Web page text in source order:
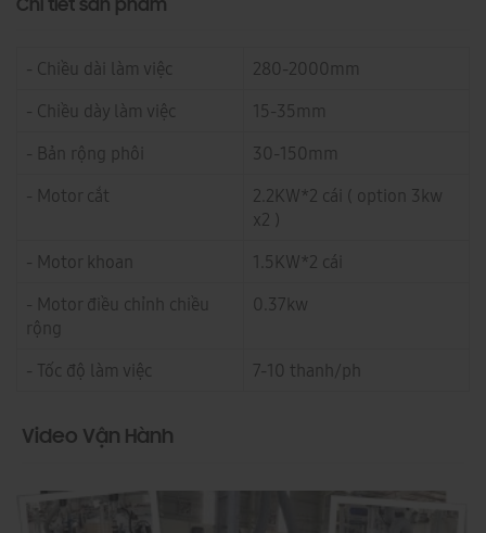
Chi tiết sản phẩm
- Chiều dài làm việc
280-2000mm
- Chiều dày làm việc
15-35mm
- Bản rộng phôi
30-150mm
- Motor cắt
2.2KW*2 cái ( option 3kw
x2 )
- Motor khoan
1.5KW*2 cái
- Motor điều chỉnh chiều
rộng
0.37kw
- Tốc độ làm việc 7-10 thanh/ph
Video Vận Hành